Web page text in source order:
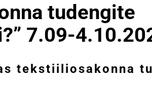
tudengite
7.09-
tekstiiliosakonna